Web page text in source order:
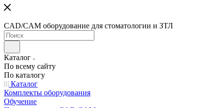
CAD/CAM оборудование для стоматологии и ЗТЛ
Каталог
По всему сайту
По каталогу
Каталог
Комплекты оборудования
Обучение